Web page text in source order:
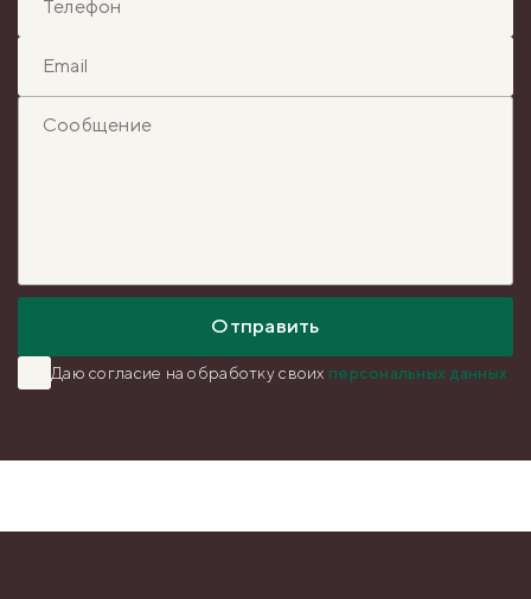
Отправить
Даю согласие на обработкусвоих персональных данных